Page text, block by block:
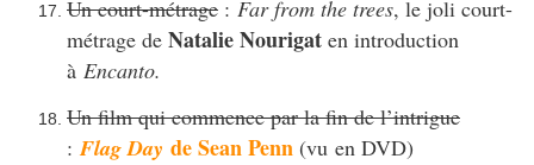
Un court-métrage : Far from the trees, le joli court-
métrage de Natalie Nourigat en introduction
à Encanto.
Un film qui commence par la fin de l’intrigue
:Flag Day de Sean Penn (vu en DVD)